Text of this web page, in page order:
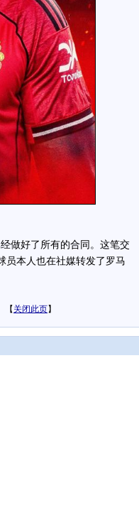
做好了所有的合同。这笔交
员本人也在社媒转发了罗马
【 关闭此页】